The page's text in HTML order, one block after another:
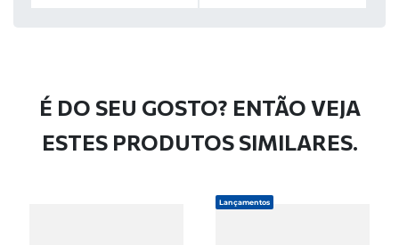
É DO SEU GOSTO? ENTÃO VEJA
ESTES PRODUTOS SIMILARES.
Lançamentos